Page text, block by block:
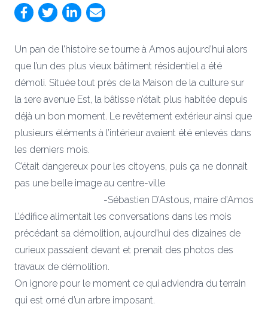
Un pan de l’histoire se tourne à Amos aujourd’hui alors
que l’un des plus vieux bâtiment résidentiel a été
démoli. Située tout près de la Maison de la culture sur
la 1ere avenue Est, la bâtisse n’était plus habitée depuis
déjà un bon moment. Le revêtement extérieur ainsi que
plusieurs éléments à l’intérieur avaient été enlevés dans
les derniers mois.
C’était dangereux pour les citoyens, puis ça ne donnait
pas une belle image au centre-ville
-Sébastien D’Astous, maire d’Amos
L’édifice alimentait les conversations dans les mois
précédant sa démolition, aujourd’hui des dizaines de
curieux passaient devant et prenait des photos des
travaux de démolition.
On ignore pour le moment ce qui adviendra du terrain
qui est orné d’un arbre imposant.